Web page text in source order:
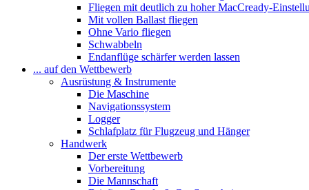
Fliegen mit deutlich zu hoher MacCready-
Mit vollen Ballast fliegen
Ohne Vario fliegen
Schwabbeln
Endanflüge schärfer werden lassen
... auf den Wettbewerb
Ausrüstung & Instrumente
Die Maschine
Navigationssystem
Logger
Schlafplatz für Flugzeug und Hänger
Handwerk
Der erste Wettbewerb
Vorbereitung
Die Mannschaft